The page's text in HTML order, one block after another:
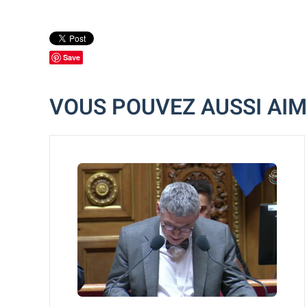
Save
VOUS POUVEZ AUSSI